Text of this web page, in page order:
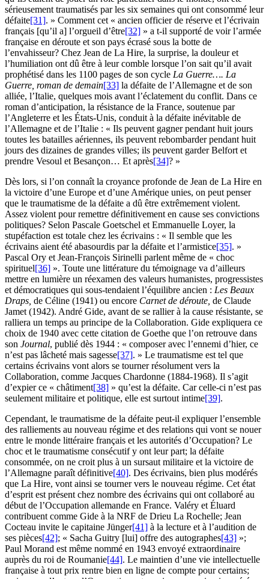
sérieusement traumatisés par les six semaines qui ont consommé leur
défaite[31]. » Comment cet « ancien officier de réserve et l’écrivain
français [qu’il a] l’orgueil d’être[32] » a t-il supporté de voir l’armée
française en déroute et son pays écrasé sous la botte de
l’envahisseur? Chez Jean de La Hire, la surprise, la douleur et
l’humiliation ont dû être à leur comble lorsque l’on sait qu’il avait
prophétisé dans les 1100 pages de son cycle La Guerre…. La
Guerre, roman de demain[33] la défaite de l’Allemagne et de son
alliée, l’Italie, quelques mois avant l’éclatement du conflit. Dans ce
roman d’anticipation, la résistance de la France, soutenue par
l’Angleterre et les États-Unis, conduit à la défaite inévitable de
l’Allemagne et de l’Italie : « Ils peuvent gagner pendant huit jours
toutes les batailles aériennes, ils peuvent rebombarder pendant huit
jours des dizaines de grandes villes; ils peuvent garder Belfort et
prendre Vesoul et Besançon… Et après[34]? »
Dès lors, si l’on connaît la croyance profonde de Jean de La Hire en
la victoire d’une Europe et d’une Amérique unies, on peut penser
que le traumatisme de la défaite a dû être extrêmement violent.
Assez violent pour remettre définitivement en cause ses convictions
politiques? Selon Pascale Goetschel et Emmanuelle Loyer, la
stupéfaction est totale chez les écrivains : « Il semble que les
écrivains aient été abasourdis par la défaite et l’armistice[35]. »
Pascal Ory et Jean-François Sirinelli parlent même de « choc
spirituel[36] ». Toute une littérature du témoignage va d’ailleurs
mettre en lumière un réexamen des valeurs humanistes, progressistes
et démocratiques qui sous-tendaient l’équilibre ancien : Les Beaux
Draps, de Céline (1941) ou encore Carnet de déroute, de Claude
Jamet (1942). André Gide, avant de se rallier à la cause résistante, se
ralliera un temps au principe de la Collaboration. Gide expliquera ce
choix de 1940 avec cette citation de Goethe que l’on retrouve dans
son Journal, publié dès 1944 : « composer avec l’ennemi d’hier, ce
n’est pas lâcheté mais sagesse[37]. » Le traumatisme est tel que
certains écrivains vont alors se tourner résolument vers la
Collaboration, comme Jacques Chardonne (1884-1968). Il s’agit
d’expier ce « châtiment[38] » qu’est la défaite. Car celle-ci n’est pas
seulement militaire et politique, elle est surtout intime[39].
Cependant, le traumatisme de la défaite peut-il expliquer l’ensemble
des ralliements au nouveau régime et des relations qui vont se nouer
entre le monde littéraire français et les autorités d’Occupation? Le
choc et le traumatisme consécutif y ont leur part; la défaite
consommée, on ne croit plus à un sursaut militaire et la victoire de
l’Allemagne paraît définitive[40]. Des écrivains, bien plus modérés
que La Hire, vont ainsi se tourner vers le nouveau régime. Cet état
d’esprit est présent chez nombre des écrivains qui ont collaboré au
début de l’Occupation allemande en France. Valéry et Éluard
contribuent comme Gide à la NRF de Drieu La Rochelle; Jean
Cocteau invite le capitaine Jünger[41] à la lecture et à l’audition de
ses pièces[42]; « Sacha Guitry [lui] offre des autographes[43] »;
Paul Morand est même nommé en 1943 envoyé extraordinaire
auprès du roi de Roumanie[44]. Le maintien d’une vie intellectuelle
française à tout prix rentre bien en ligne de compte pour certains;